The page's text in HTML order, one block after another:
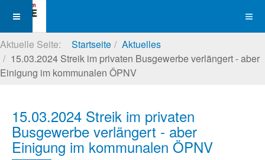
Aktuelle Seite: Startseite
Aktuelles
15.03.2024 Streik im privaten Busgewerbe verlängert - aber
Einigung im kommunalen ÖPNV
15.03.2024 Streik im privaten
Busgewerbe verlängert - aber
Einigung im kommunalen ÖPNV